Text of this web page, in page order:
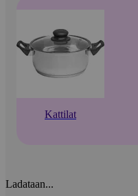
Kattilat
Ladataan...